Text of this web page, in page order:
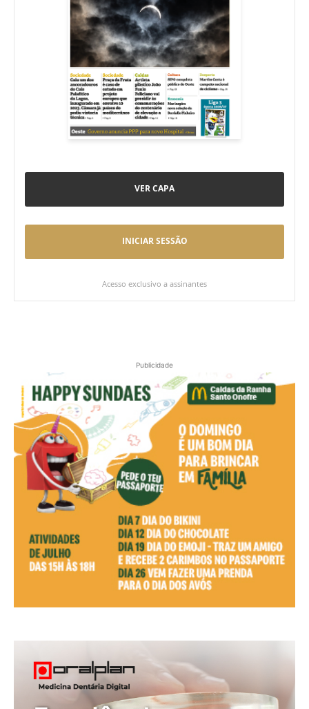
VER CAPA
INICIAR SESSÃO
Acesso exclusivo a assinantes
Publicidade